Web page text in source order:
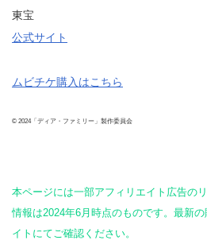
東宝
公式サイト
ムビチケ購入はこちら
© 2024「ディア・ファミリー」製作委員会
本ページには一部アフィリエイト広告の
情報は2024年6月時点のものです。最新
イトにてご確認ください。